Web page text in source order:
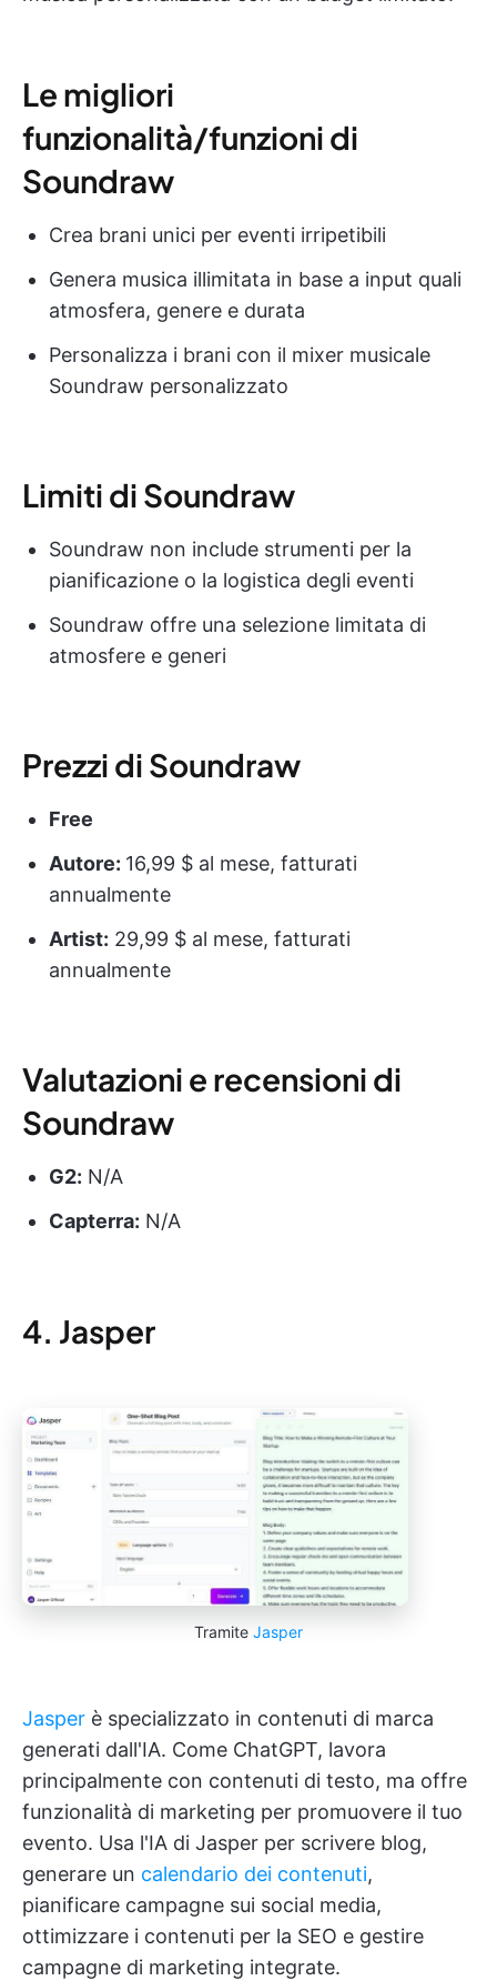
Le migliori
funzionalità/funzioni di
Soundraw
Crea brani unici per eventi irripetibili
Genera musica illimitata in base a input quali
atmosfera, genere e durata
Personalizza i brani con il mixer musicale
Soundraw personalizzato
Limiti di Soundraw
Soundraw non include strumenti per la
pianificazione o la logistica degli eventi
Soundraw offre una selezione limitata di
atmosfere e generi
Prezzi di Soundraw
Free
Autore: 16,99 $ al mese, fatturati
annualmente
Artist: 29,99 $ al mese, fatturati
annualmente
Valutazioni e recensioni di
Soundraw
G2: N/A
Capterra: N/A
4. Jasper
Tramite Jasper
Jasper è specializzato in contenuti di marca
generati dall'IA. Come ChatGPT, lavora
principalmente con contenuti di testo, ma offre
funzionalità di marketing per promuovere il tuo
evento. Usa l'IA di Jasper per scrivere blog,
generare un calendario dei contenuti,
pianificare campagne sui social media,
ottimizzare i contenuti per la SEO e gestire
campagne di marketing integrate.